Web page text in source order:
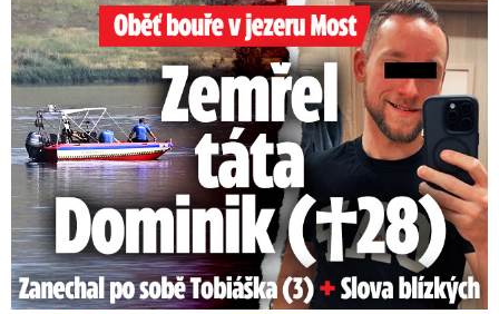
Oběť bouře v jezeru Most: Zemřel táta Dominik (†28)